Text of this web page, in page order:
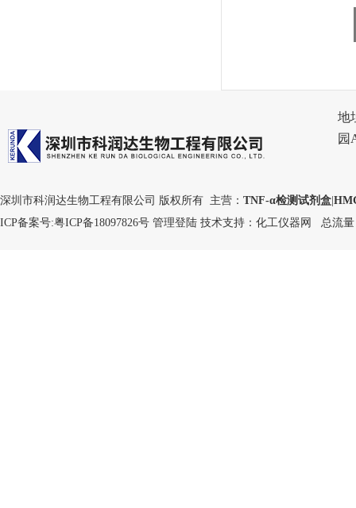
地
园
深圳市科润达生物工程有限公司 版权所有 主营： TNF-α检测试剂盒
ICP备案号:粤ICP备18097826号 管理登陆 技术支持： 化工仪器网 总流量